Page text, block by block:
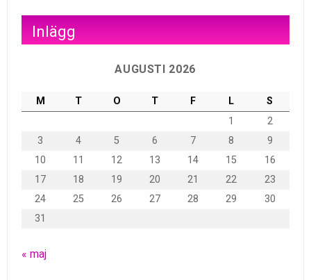
Inlägg
AUGUSTI 2026
M T O T F L
S
1
2
3
4 5 6 7 8
9
10
11 12 13 14 15
16
17
18 19 20 21 22
23
24
25 26 27 28 29
30
31
« maj